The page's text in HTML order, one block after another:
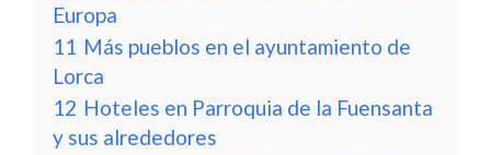
Europa
11 Más pueblos en el ayuntamiento de
Lorca
12 Hoteles en Parroquia de la Fuensanta
y sus alrededores